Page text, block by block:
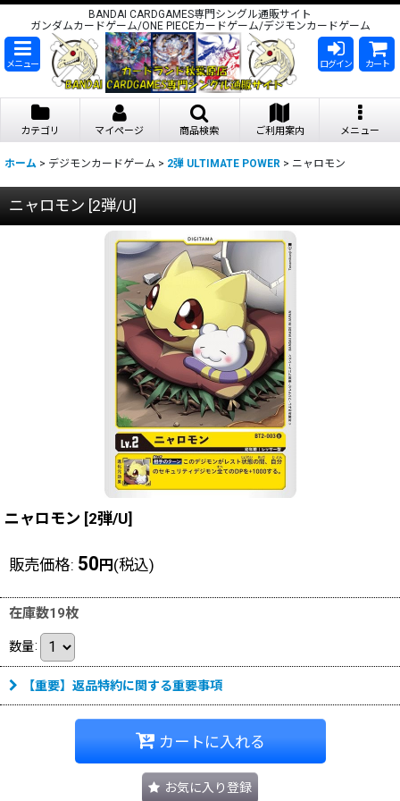
BANDAI CARDGAMES専門シングル通販サイト
ガンダムカードゲーム/ONE PIECEカードゲーム/デジモンカードゲーム
メニュー ログイン カート
カテゴリ マイページ 商品検索 ご利用案内 メニュー
ホーム > デジモンカードゲーム > 2弾 ULTIMATE POWER > ニャロモン
ニャロモン [2弾/U]
ニャロモン [2弾/U]
販売価格: 50 円 (税込)
在庫数19枚
数量:
【重要】返品特約に関する重要事項
カートに入れる
お気に入り登録